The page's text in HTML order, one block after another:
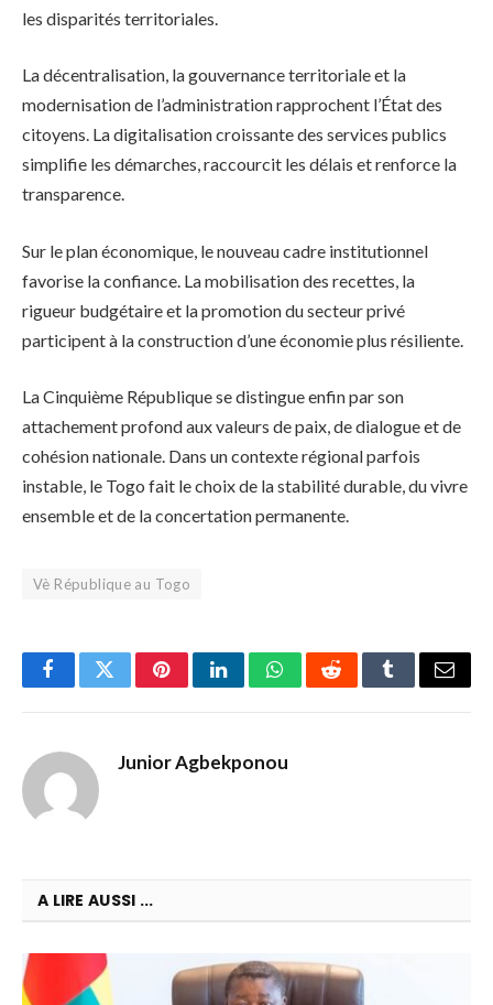
les disparités territoriales.
La décentralisation, la gouvernance territoriale et la
modernisation de l’administration rapprochent l’État des
citoyens. La digitalisation croissante des services publics
simplifie les démarches, raccourcit les délais et renforce la
transparence.
Sur le plan économique, le nouveau cadre institutionnel
favorise la confiance. La mobilisation des recettes, la
rigueur budgétaire et la promotion du secteur privé
participent à la construction d’une économie plus résiliente.
La Cinquième République se distingue enfin par son
attachement profond aux valeurs de paix, de dialogue et de
cohésion nationale. Dans un contexte régional parfois
instable, le Togo fait le choix de la stabilité durable, du vivre
ensemble et de la concertation permanente.
Vè République au Togo
FacebookTwitterPinterestLinkedInWhatsAppRedditTumblrEmail
Junior Agbekponou
A LIRE AUSSI ...